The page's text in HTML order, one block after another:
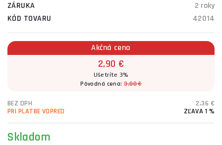
ZÁRUKA
2 roky
KÓD TOVARU
42014
Akčná cena
2,90 €
Ušetríte 3%
Pôvodná cena:3,00 €
BEZ DPH
2,36 €
PRI PLATBE VOPRED
ZĽAVA 1 %
Skladom